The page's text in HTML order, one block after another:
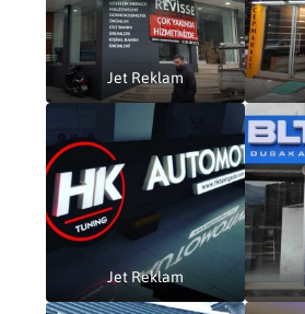
Jet Reklam
Jet Reklam